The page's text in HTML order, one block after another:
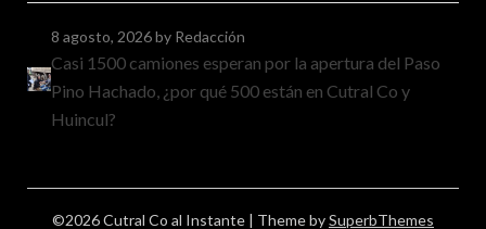
8 agosto, 2026by Redacción
Casi 1500 camiones esperan por la apertura del Paso
Pino Hachado, ¿por qué 500 están en Cutral Co y
Huincul?
©2026 Cutral Co al Instante | Theme bySuperbThemes